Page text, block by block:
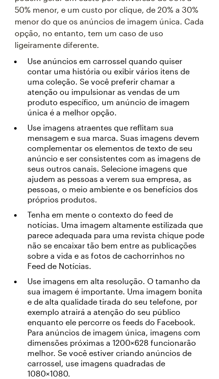
50% menor, e um custo por clique, de 20% a 30%
menor do que os anúncios de imagem única. Cada
opção, no entanto, tem um caso de uso
ligeiramente diferente.
Use anúncios em carrossel quando quiser
contar uma história ou exibir vários itens de
uma coleção. Se você preferir chamar a
atenção ou impulsionar as vendas de um
produto específico, um anúncio de imagem
única é a melhor opção.
Use imagens atraentes que reflitam sua
mensagem e sua marca. Suas imagens devem
complementar os elementos de texto de seu
anúncio e ser consistentes com as imagens de
seus outros canais. Selecione imagens que
ajudem as pessoas a verem sua empresa, as
pessoas, o meio ambiente e os benefícios dos
próprios produtos.
Tenha em mente o contexto do feed de
notícias. Uma imagem altamente estilizada que
parece adequada para uma revista chique pode
não se encaixar tão bem entre as publicações
sobre a vida e as fotos de cachorrinhos no
Feed de Notícias.
Use imagens em alta resolução. O tamanho da
sua imagem é importante. Uma imagem bonita
e de alta qualidade tirada do seu telefone, por
exemplo atrairá a atenção do seu público
enquanto ele percorre os feeds do Facebook.
Para anúncios de imagem única, imagens com
dimensões próximas a 1200×628 funcionarão
melhor. Se você estiver criando anúncios de
carrossel, use imagens quadradas de
1080×1080.